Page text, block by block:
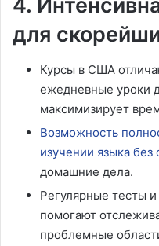
4.
для
Курсы в США
ежедневные уроки
максимизирует
Возможность
изучении языка без
домашние дела.
Регулярные тесты
помогают
проблемные